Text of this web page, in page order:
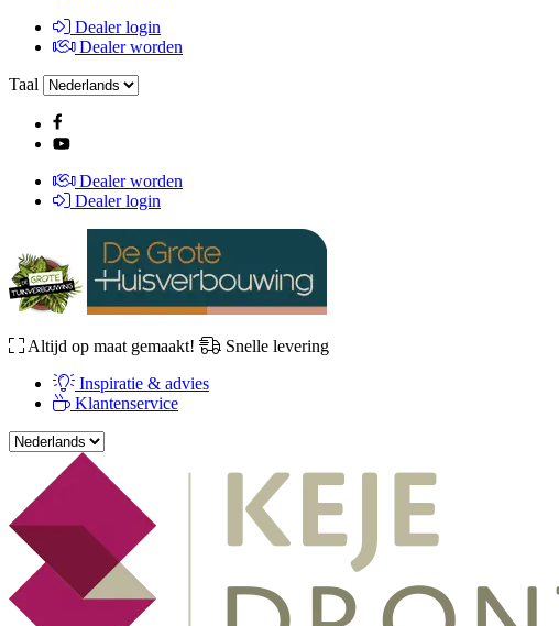
Dealer login
Dealer worden
Taal
Dealer worden
Dealer login
Altijd op maat gemaakt!
Snelle levering
Inspiratie & advies
Klantenservice